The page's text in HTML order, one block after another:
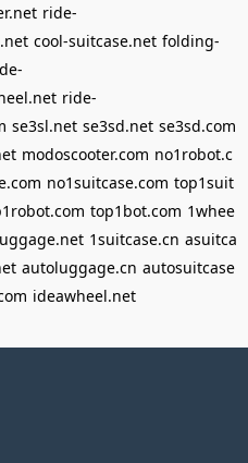
ride-
cool-suitcase.net folding-
ride-
se3sl.net se3sd.net se3sd.com
modoscooter.com no1robot.c
no1suitcase.com top1suit
top1bot.com 1whee
1suitcase.cn asuitca
autoluggage.cn autosuitcase
ideawheel.net